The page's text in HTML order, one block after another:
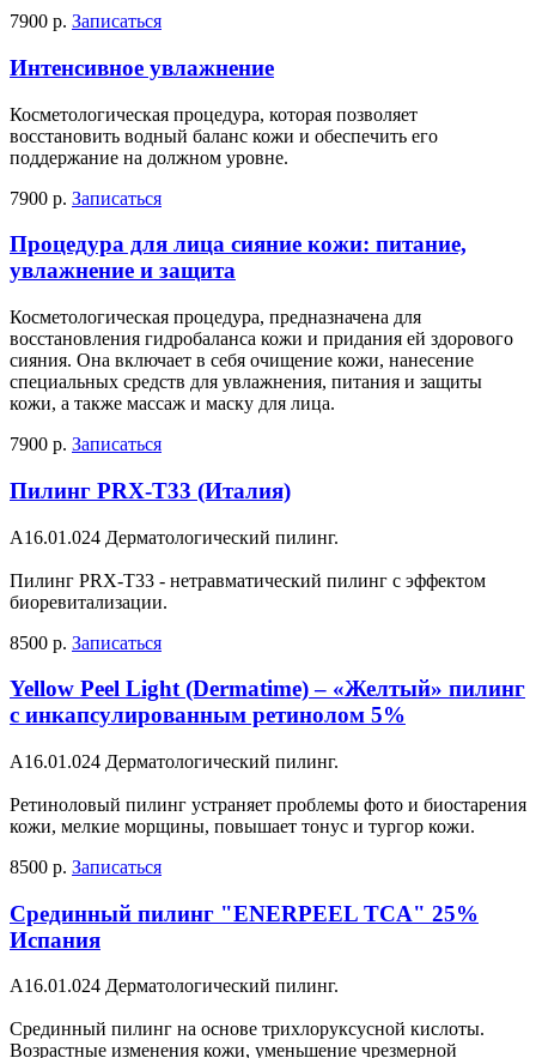
7900 р. Записаться
Интенсивное увлажнение
Косметологическая процедура, которая позволяет
восстановить водный баланс кожи и обеспечить его
поддержание на должном уровне.
7900 р. Записаться
Процедура для лица сияние кожи: питание,
увлажнение и защита
Косметологическая процедура, предназначена для
восстановления гидробаланса кожи и придания ей здорового
сияния. Она включает в себя очищение кожи, нанесение
специальных средств для увлажнения, питания и защиты
кожи, а также массаж и маску для лица.
7900 р. Записаться
Пилинг PRX-T33 (Италия)
A16.01.024 Дерматологический пилинг.
Пилинг PRX-T33 - нетравматический пилинг с эффектом
биоревитализации.
8500 р. Записаться
Yellow Peel Light (Dermatime) – «Желтый» пилинг
с инкапсулированным ретинолом 5%
A16.01.024 Дерматологический пилинг.
Ретиноловый пилинг устраняет проблемы фото и биостарения
кожи, мелкие морщины, повышает тонус и тургор кожи.
8500 р. Записаться
Срединный пилинг "ENERPEEL TCA" 25%
Испания
A16.01.024 Дерматологический пилинг.
Срединный пилинг на основе трихлоруксусной кислоты.
Возрастные изменения кожи, уменьшение чрезмерной